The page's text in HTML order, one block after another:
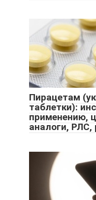
Пирацетам
таблетки):
применению,
аналоги, РЛС,